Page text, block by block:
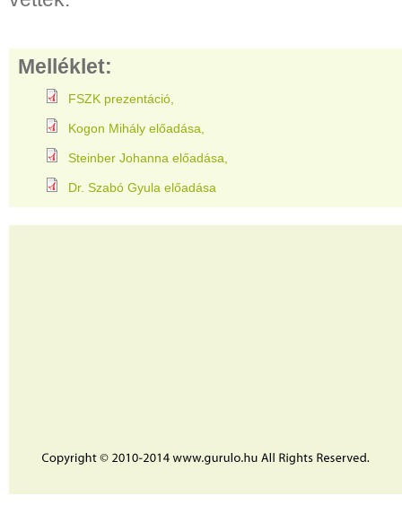
Melléklet:
FSZK prezentáció
Kogon Mihály előadása
Steinber Johanna előadása
Dr. Szabó Gyula előadása